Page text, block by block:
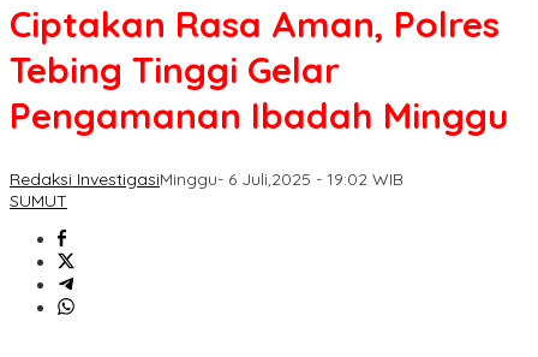
Ciptakan Rasa Aman, Polres
Tebing Tinggi Gelar
Pengamanan Ibadah Minggu
Redaksi InvestigasiMinggu- 6 Juli,2025 - 19:02 WIB
SUMUT